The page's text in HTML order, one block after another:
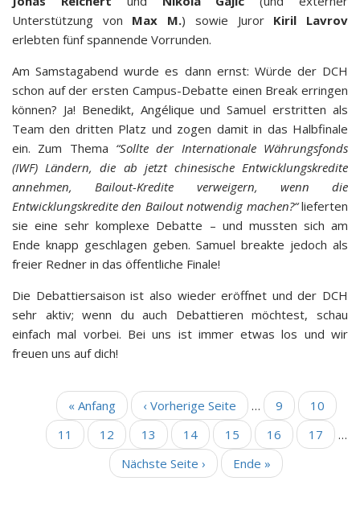
Unterstützung von Max M.) sowie Juror Kiril Lavrov
erlebten fünf spannende Vorrunden.
Am Samstagabend wurde es dann ernst: Würde der DCH
schon auf der ersten Campus-Debatte einen Break erringen
können? Ja! Benedikt, Angélique und Samuel erstritten als
Team den dritten Platz und zogen damit in das Halbfinale
ein. Zum Thema “Sollte der Internationale Währungsfonds
(IWF) Ländern, die ab jetzt chinesische Entwicklungskredite
annehmen, Bailout-Kredite verweigern, wenn die
Entwicklungskredite den Bailout notwendig machen?“lieferten
sie eine sehr komplexe Debatte – und mussten sich am
Ende knapp geschlagen geben. Samuel breakte jedoch als
freier Redner in das öffentliche Finale!
Die Debattiersaison ist also wieder eröffnet und der DCH
sehr aktiv; wenn du auch Debattieren möchtest, schau
einfach mal vorbei. Bei uns ist immer etwas los und wir
freuen uns auf dich!
SEITENNUMMERIERUNG
Erste
Seite
« Anfang
Vorherige
Seite
‹ Vorherige Seite … Seite
9 Seite
10
Seite
11 Seite
12
Aktuelle
Seite
13 Seite
14 Seite
15 Seite
16 Seite
17
…
Nächste
Seite
Nächste Seite ›
Letzte
Seite
Ende »